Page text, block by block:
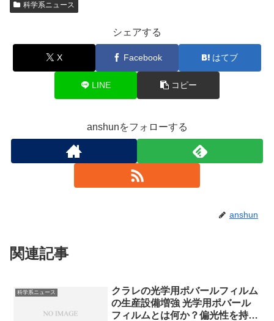
科学系ニュース
シェアする
X Facebook はてブ
LINE コピー
anshunをフォローする
anshun
関連記事
科学系ニュース
クラレの光学用ポバールフィルム
の生産設備増強 光学用ポバール
フィルムとは何か？偏光性を持つ